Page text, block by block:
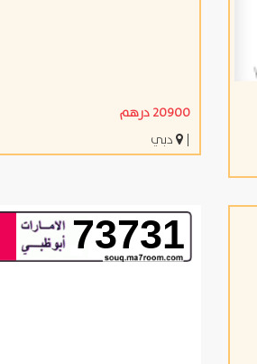
20900 درهم
|
دبي
73731